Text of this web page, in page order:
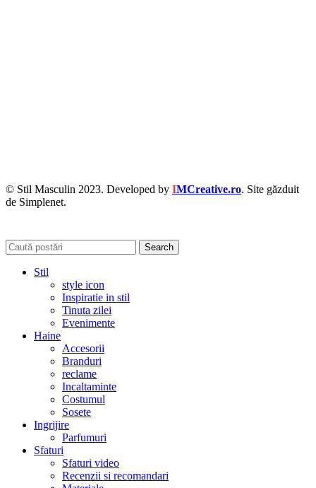
© Stil Masculin 2023. Developed by IMCreative.ro. Site găzduit
de Simplenet.
Search
Stil
style icon
Inspiratie in stil
Tinuta zilei
Evenimente
Haine
Accesorii
Branduri
reclame
Incaltaminte
Costumul
Sosete
Ingrijire
Parfumuri
Sfaturi
Sfaturi video
Recenzii si recomandari